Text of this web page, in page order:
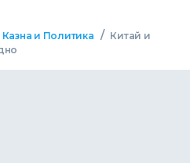
Казна и Политика / Китай и